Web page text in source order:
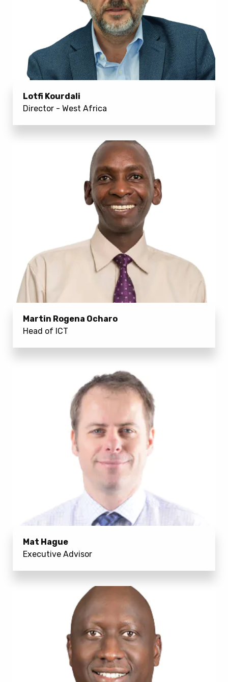
Lotfi Kourdali
Director - West Africa
Martin Rogena Ocharo
Head of ICT
Mat Hague
Executive Advisor